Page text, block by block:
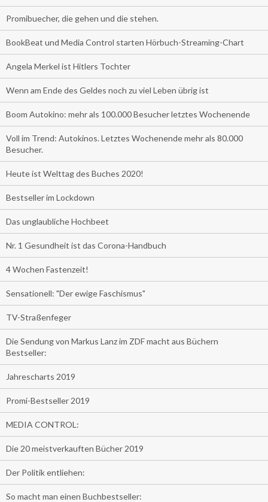
Promibuecher, die gehen und die stehen.
BookBeat und Media Control starten Hörbuch-Streaming-Chart
Angela Merkel ist Hitlers Tochter
Wenn am Ende des Geldes noch zu viel Leben übrig ist
Boom Autokino: mehr als 100.000 Besucher letztes Wochenende
Voll im Trend: Autokinos. Letztes Wochenende mehr als 80.000
Besucher.
Heute ist Welttag des Buches 2020!
Bestseller im Lockdown
Das unglaubliche Hochbeet
Nr. 1 Gesundheit ist das Corona-Handbuch
4 Wochen Fastenzeit!
Sensationell: "Der ewige Faschismus"
TV-Straßenfeger
Die Sendung von Markus Lanz im ZDF macht aus Büchern
Bestseller:
Jahrescharts 2019
Promi-Bestseller 2019
MEDIA CONTROL:
Die 20 meistverkauften Bücher 2019
Der Politik entliehen:
So macht man einen Buchbestseller: